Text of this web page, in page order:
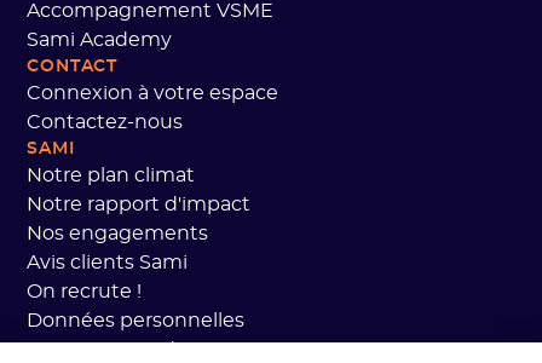
Accompagnement VSME
Sami Academy
CONTACT
Connexion à votre espace
Contactez-nous
SAMI
Notre plan climat
Notre rapport d'impact
Nos engagements
Avis clients Sami
On recrute !
Données personnelles